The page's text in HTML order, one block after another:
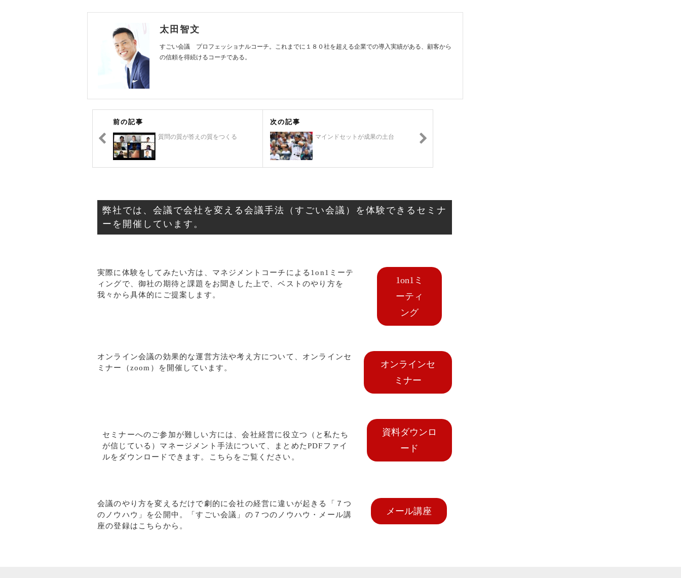
太田智文
すごい会議 プロフェッショナルコーチ。これまでに１８０社を超える企業での導入実績がある、顧客から
の信頼を得続けるコーチである。
前の記事
質問の質が答えの質をつくる
次の記事
マインドセットが成果の土台
弊社では、会議で会社を変える会議手法（すごい会議）を体験できるセミナ
ーを開催しています。
実際に体験をしてみたい方は、マネジメントコーチによる1on1ミーテ
ィングで、御社の期待と課題をお聞きした上で、ベストのやり方を
我々から具体的にご提案します。
1on1ミ
ーティ
ング
オンライン会議の効果的な運営方法や考え方について、オンラインセ
ミナー（zoom）を開催しています。
オンラインセ
ミナー
セミナーへのご参加が難しい方には、会社経営に役立つ（と私たち
が信じている）マネージメント手法について、まとめたPDFファイ
ルをダウンロードできます。こちらをご覧ください。
資料ダウンロ
ード
会議のやり方を変えるだけで劇的に会社の経営に違いが起きる「７つ
のノウハウ」を公開中。「すごい会議」の７つのノウハウ・メール講
座の登録はこちらから。
メール講座